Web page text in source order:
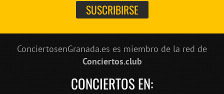
ConciertosenGranada.es es miembro de la red de
Conciertos.club
CONCIERTOS EN: